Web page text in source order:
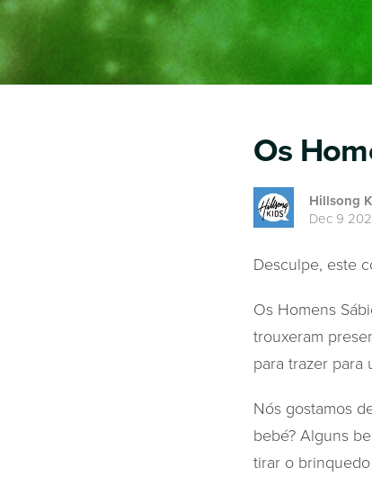
Os
Hillsong
Dec 9
Desculpe, este
Os Homens
trouxeram
para trazer
Nós gostamos
bebé? Alguns
tirar o